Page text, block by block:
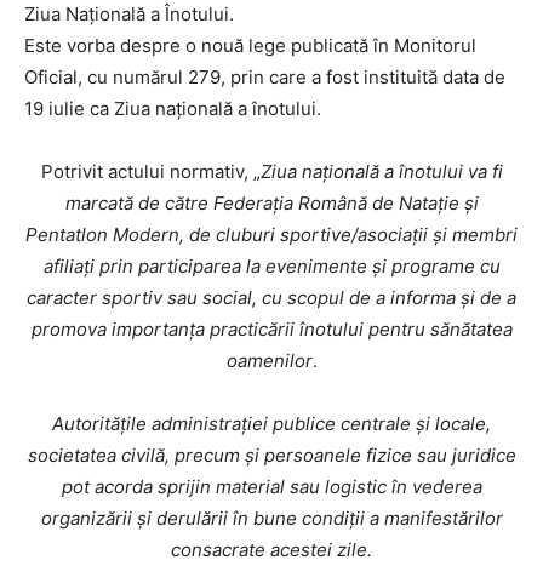
Ziua Națională a Înotului.
Este vorba despre o nouă lege publicată în Monitorul
Oficial, cu numărul 279, prin care a fost instituită data de
19 iulie ca Ziua națională a înotului.
Potrivit actului normativ, „Ziua națională a înotului va fi
marcată de către Federația Română de Natație și
Pentatlon Modern, de cluburi sportive/asociații și membri
afiliați prin participarea la evenimente și programe cu
caracter sportiv sau social, cu scopul de a informa și de a
promova importanța practicării înotului pentru sănătatea
oamenilor.
Autoritățile administrației publice centrale și locale,
societatea civilă, precum și persoanele fizice sau juridice
pot acorda sprijin material sau logistic în vederea
organizării și derulării în bune condiții a manifestărilor
consacrate acestei zile.